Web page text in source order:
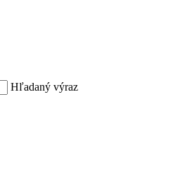
Hľadaný výraz